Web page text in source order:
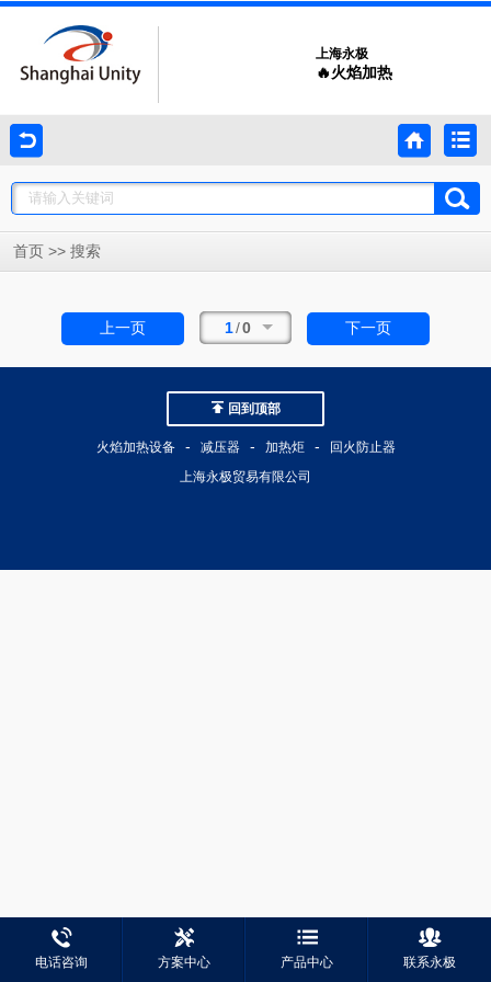
上海永极
🔥火焰加热
首页 >> 搜索
上一页 1/0 下一页
回到顶部
火焰加热设备 - 减压器 - 加热炬 -
回火防止器
上海永极贸易有限公司
电话咨询 方案中心 产品中心 联系永极